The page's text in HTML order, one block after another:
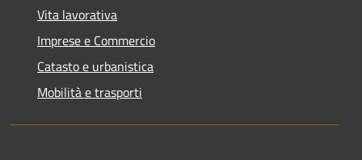
Vita lavorativa
Imprese e Commercio
Catasto e urbanistica
Mobilità e trasporti